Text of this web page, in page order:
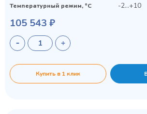
Температурный режим, °C -2...+10
105 543 ₽
Купить в 1 клик